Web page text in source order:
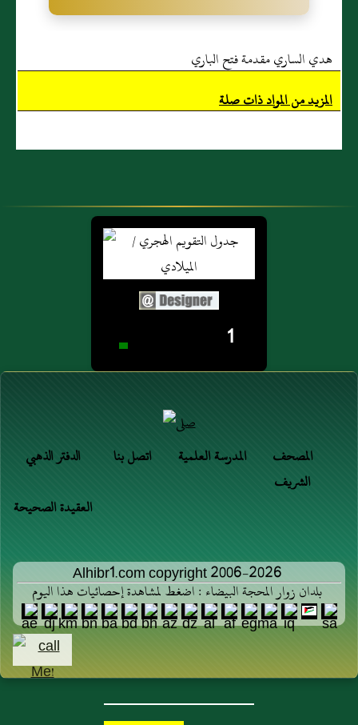
هدي الساري مقدمة فتح الباري
المزيد من المواد ذات صلة
1
الدفتر الذهبي اتصل بنا المدرسة العلمية
المصحف
الشريف
العقيدة الصحيحة
Alhibr1.com copyright 2006-2026
بلدان زوار المحجة البيضاء : اضغط لمشاهدة إحصائيات هذا اليوم